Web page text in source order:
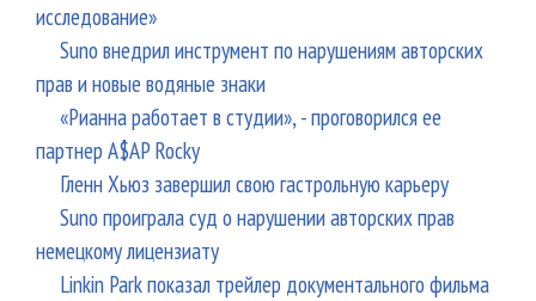
исследование»
Suno внедрил инструмент по нарушениям авторских
прав и новые водяные знаки
«Рианна работает в студии», - проговорился ее
партнер A$AP Rocky
Гленн Хьюз завершил свою гастрольную карьеру
Suno проиграла суд о нарушении авторских прав
немецкому лицензиату
Linkin Park показал трейлер документального фильма